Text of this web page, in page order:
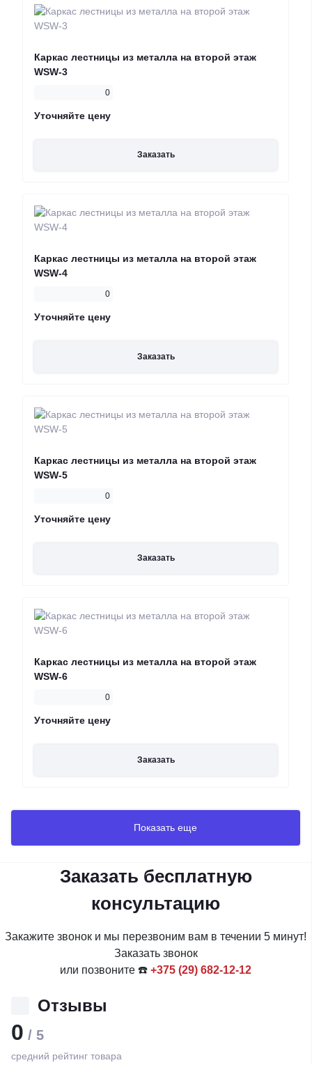
Каркас лестницы из металла на второй этаж
WSW-3
0
Уточняйте цену
Заказать
Каркас лестницы из металла на второй этаж
WSW-4
0
Уточняйте цену
Заказать
Каркас лестницы из металла на второй этаж
WSW-5
0
Уточняйте цену
Заказать
Каркас лестницы из металла на второй этаж
WSW-6
0
Уточняйте цену
Заказать
Показать еще
Заказать бесплатную
консультацию
Закажите звонок и мы перезвоним вам в течении 5 минут!
Заказать звонок
или позвоните ☎️ +375 (29) 682-12-12
Отзывы
0 / 5
средний рейтинг товара